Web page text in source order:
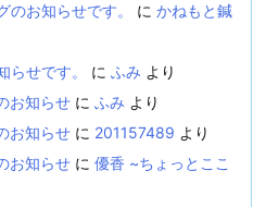
お知らせです。 に かねもと鍼
せです。
に ふみ より
お知らせ に ふみ より
お知らせ に 201157489 より
お知らせ に 優香 ~ちょっとここ